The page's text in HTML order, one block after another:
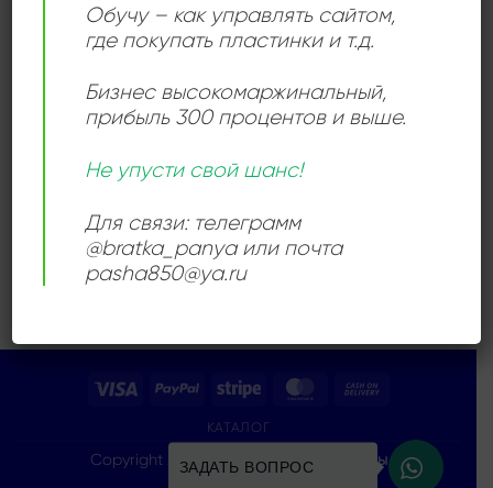
РОК
From Here?
3600,00
Продается: Интернет-магазин
Пластиночка
Продано
Visa PayPal Stripe MasterCard
Delivery
КАТАЛОГ
Copyright 2026 ©Все права защищены
ЗАДАТЬ ВОПРОС
Обучу – как управлять сайтом,
где покупать пластинки и т.д.
Бизнес высокомаржинальный,
прибыль 300 процентов и выше.
Не упусти свой шанс!
Для связи: телеграмм
@bratka_panya или почта
pasha850@ya.ru